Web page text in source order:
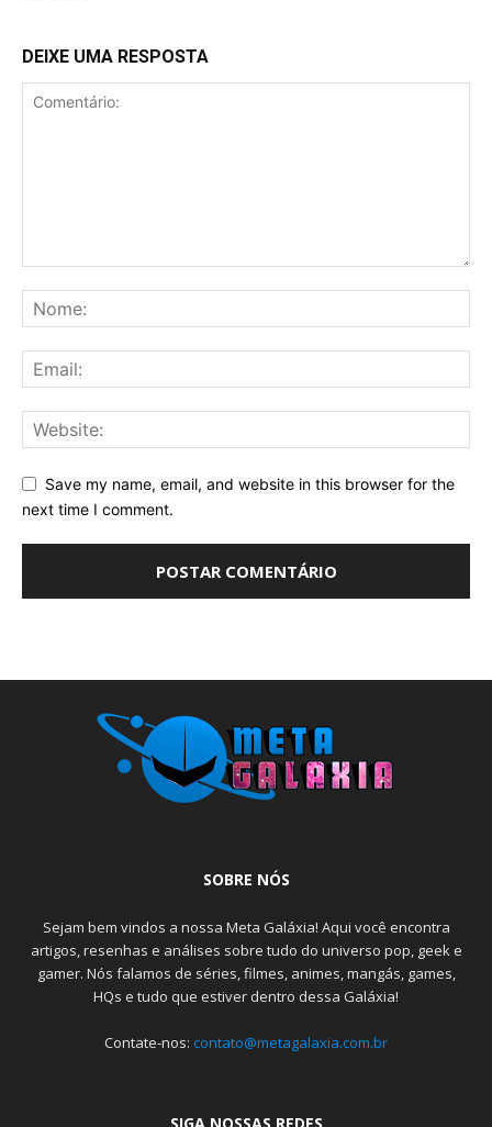
DEIXE UMA RESPOSTA
Save my name, email, and website in this browser for the
next time I comment.
SOBRE NÓS
Sejam bem vindos a nossa Meta Galáxia! Aqui você encontra
artigos, resenhas e análises sobre tudo do universo pop, geek e
gamer. Nós falamos de séries, filmes, animes, mangás, games,
HQs e tudo que estiver dentro dessa Galáxia!
Contate-nos: contato@metagalaxia.com.br